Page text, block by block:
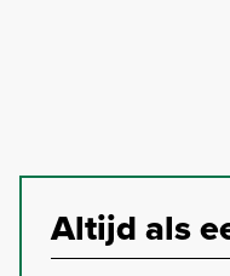
Altijd als